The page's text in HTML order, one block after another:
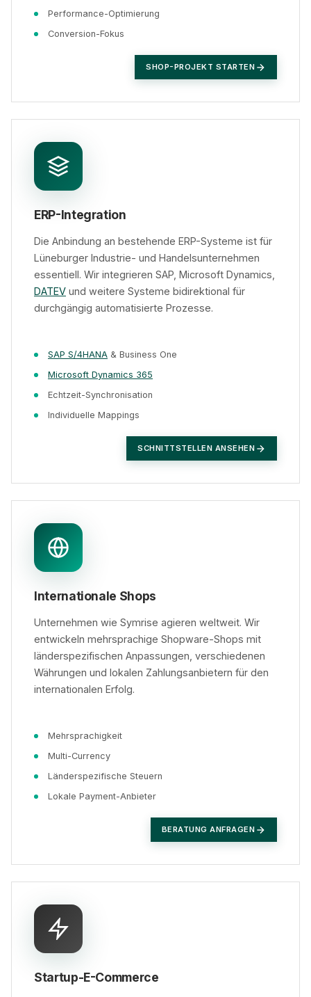
Performance-Optimierung
Conversion-Fokus
SHOP-PROJEKT STARTEN
ERP-Integration
Die Anbindung an bestehende ERP-Systeme ist für
Lüneburger Industrie- und Handelsunternehmen
essentiell. Wir integrieren SAP, Microsoft Dynamics,
DATEV und weitere Systeme bidirektional für
durchgängig automatisierte Prozesse.
SAP S/4HANA & Business One
Microsoft Dynamics 365
Echtzeit-Synchronisation
Individuelle Mappings
SCHNITTSTELLEN ANSEHEN
Internationale Shops
Unternehmen wie Symrise agieren weltweit. Wir
entwickeln mehrsprachige Shopware-Shops mit
länderspezifischen Anpassungen, verschiedenen
Währungen und lokalen Zahlungsanbietern für den
internationalen Erfolg.
Mehrsprachigkeit
Multi-Currency
Länderspezifische Steuern
Lokale Payment-Anbieter
BERATUNG ANFRAGEN
Startup-E-Commerce